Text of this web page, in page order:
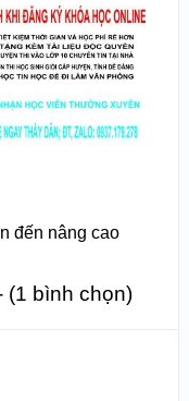
đến nâng cao
(1 bình chọn)